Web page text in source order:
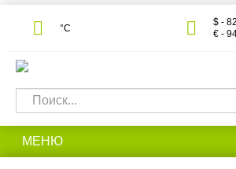
°С
$ -
€ -
МЕНЮ